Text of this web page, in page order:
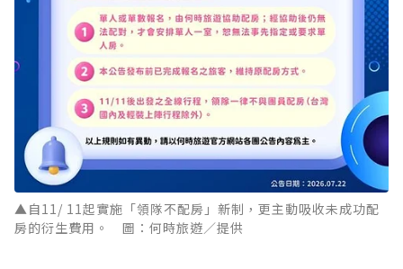
▲自11/ 11起實施「領隊不配房」新制，更主動吸收未成功配
房的衍生費用。 圖：何時旅遊／提供